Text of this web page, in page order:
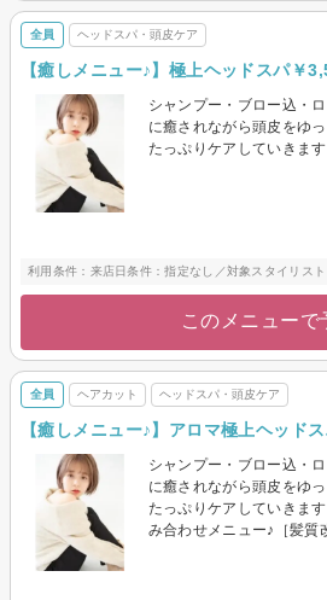
全員 ヘッドスパ・頭皮ケア
【癒しメニュー♪】極上ヘッドスパ￥
シャンプー・ブロー込・
に癒されながら頭皮をゆ
たっぷりケアしていきま
利用条件：来店日条件：指定なし／対象スタイリス
このメニューで
全員 ヘアカット ヘッドスパ・頭皮ケア
【癒しメニュー♪】アロマ極上ヘッド
シャンプー・ブロー込・
に癒されながら頭皮をゆ
たっぷりケアしていきま
み合わせメニュー♪［髪質